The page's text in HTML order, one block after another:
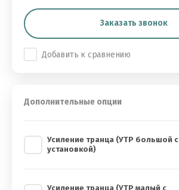
Заказать звонок
Добавить к сравнению
Дополнительные опции
Усиление транца (УТР большой с
установкой)
Усиление транца (УТР малый с